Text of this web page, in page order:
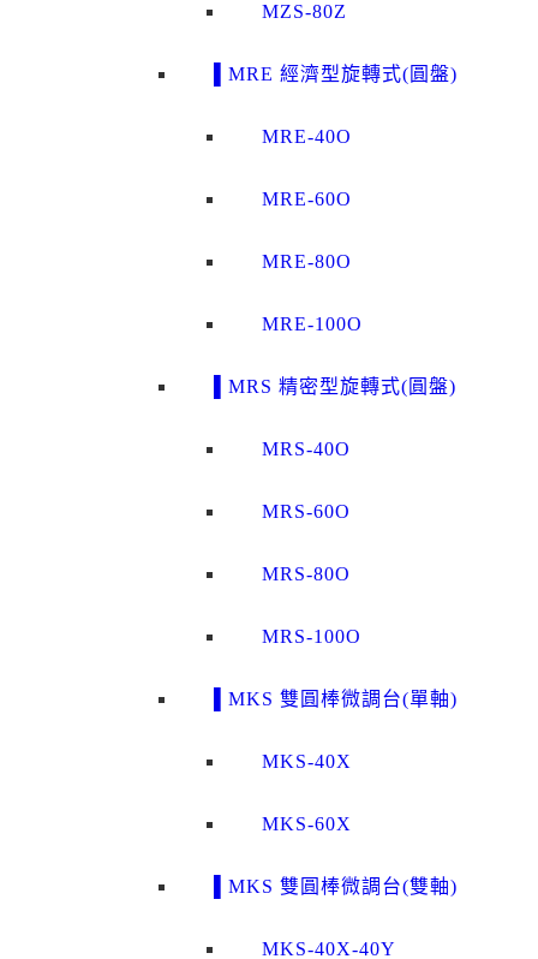
MZS-80Z
▌MRE 經濟型旋轉式(圓盤)
MRE-40O
MRE-60O
MRE-80O
MRE-100O
▌MRS 精密型旋轉式(圓盤)
MRS-40O
MRS-60O
MRS-80O
MRS-100O
▌MKS 雙圓棒微調台(單軸)
MKS-40X
MKS-60X
▌MKS 雙圓棒微調台(雙軸)
MKS-40X-40Y